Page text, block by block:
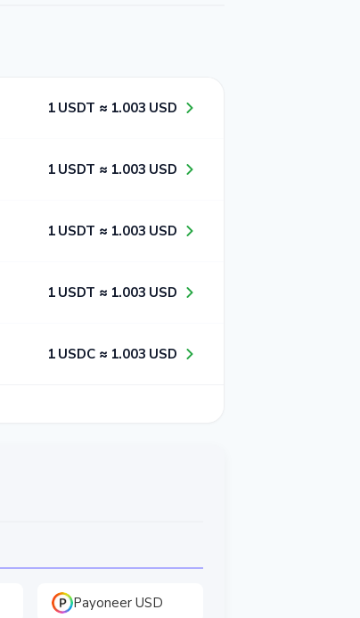
1​ USDT ≈ 1​.0​0​3​ USD
1​ USDT ≈ 1​.0​0​3​ USD
1​ USDT ≈ 1​.0​0​3​ USD
1​ USDT ≈ 1​.0​0​3​ USD
1​ USDC ≈ 1​.0​0​3​ USD
Payoneer USD